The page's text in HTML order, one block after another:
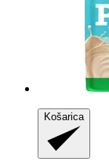
Košarica